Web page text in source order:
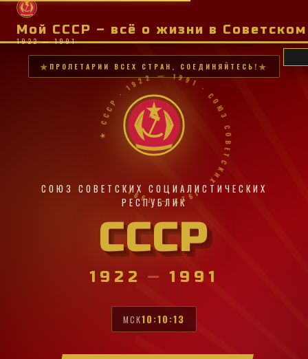
Мой СССР – всё о жизни в
1922 — 1991
ПРОЛЕТАРИИ ВСЕХ СТРАН, СОЕДИНЯЙТЕСЬ!
★ СССР · 1922 — 1991 · СОЮЗ СОВЕТСКИХ · 1922 — 1991 ·
СОЮЗ СОВЕТСКИХ СОЦИАЛИСТИЧЕСКИХ
РЕСПУБЛИК
СССР
1922 — 1991
МСК10:10:14